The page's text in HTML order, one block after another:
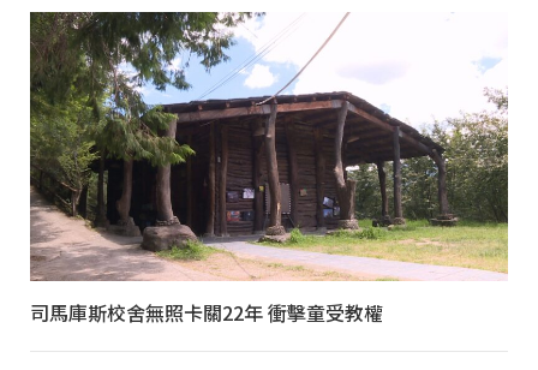
司馬庫斯校舍無照卡關22年 衝擊童受教權